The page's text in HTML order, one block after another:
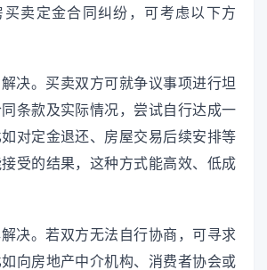
买卖定金合同纠纷，可考虑以下方
解决。买卖双方可就争议事项进行坦
条款及实际情况，尝试自行达成一
对定金退还、房屋交易后续安排等
受的结果，这种方式能高效、低成
解决。若双方无法自行协商，可寻求
向房地产中介机构、消费者协会或